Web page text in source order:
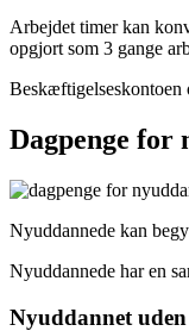
Arbejdet timer kan
opgjort som 3 gange
Beskæftigelseskontoen
Dagpenge for
Nyuddannede kan
Nyuddannede har en
Nyuddannet